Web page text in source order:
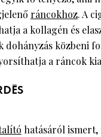
ráncokhoz. A
a kollagén és
dohányzás közbeni
a ráncok
hatásáról ismert,